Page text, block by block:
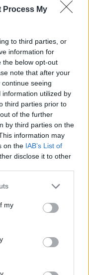
Process My
to third parties, or
information for
the below opt-out
note that after your
seeing
utilized by
third parties prior to
of the further
by third parties on the
information may
on the IAB’s List of
disclose it to other
my
la segunda
poco a
de Aco
el final (26-26).
dos minutos de
Lanzarote
de ataque para
El último tanto
al final del
Ciudad
la Copa Gobierno